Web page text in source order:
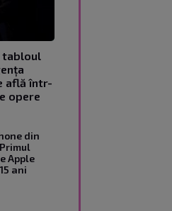
tabloul
află într-
opere
din
Apple
ani